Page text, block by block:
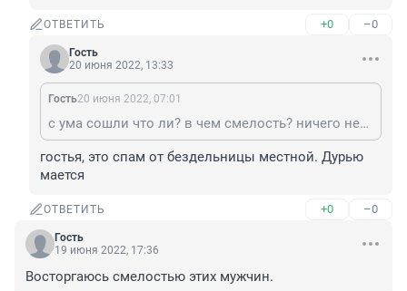
ОТВЕТИТЬ +0 –0
Гость
20 июня 2022, 13:33
Гость20 июня 2022, 07:01
с ума сошли что ли? в чем смелость? ничего необычного в этом нет - также как и езда на авто, полет на самолете и т.д.
гостья, это спам от бездельницы местной. Дурью
мается
ОТВЕТИТЬ +0 –0
Гость
19 июня 2022, 17:36
Восторгаюсь смелостью этих мужчин.